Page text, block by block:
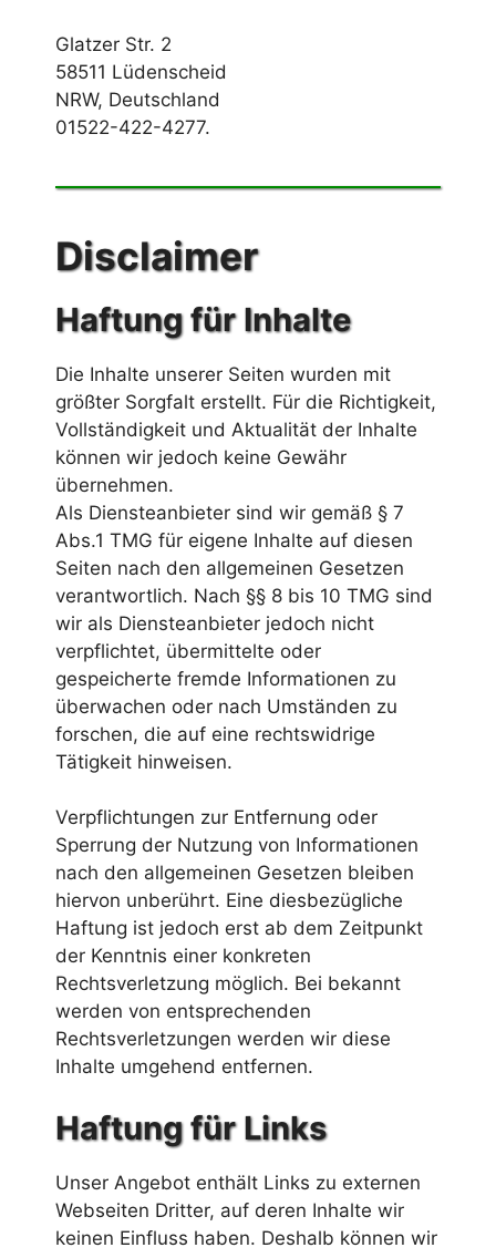
Glatzer Str. 2
58511 Lüdenscheid
NRW, Deutschland
01522-422-4277.
Disclaimer
Haftung für Inhalte
Die Inhalte unserer Seiten wurden mit
größter Sorgfalt erstellt. Für die Richtigkeit,
Vollständigkeit und Aktualität der Inhalte
können wir jedoch keine Gewähr
übernehmen.
Als Diensteanbieter sind wir gemäß § 7
Abs.1 TMG für eigene Inhalte auf diesen
Seiten nach den allgemeinen Gesetzen
verantwortlich. Nach §§ 8 bis 10 TMG sind
wir als Diensteanbieter jedoch nicht
verpflichtet, übermittelte oder
gespeicherte fremde Informationen zu
überwachen oder nach Umständen zu
forschen, die auf eine rechtswidrige
Tätigkeit hinweisen.
Verpflichtungen zur Entfernung oder
Sperrung der Nutzung von Informationen
nach den allgemeinen Gesetzen bleiben
hiervon unberührt. Eine diesbezügliche
Haftung ist jedoch erst ab dem Zeitpunkt
der Kenntnis einer konkreten
Rechtsverletzung möglich. Bei bekannt
werden von entsprechenden
Rechtsverletzungen werden wir diese
Inhalte umgehend entfernen.
Haftung für Links
Unser Angebot enthält Links zu externen
Webseiten Dritter, auf deren Inhalte wir
keinen Einfluss haben. Deshalb können wir